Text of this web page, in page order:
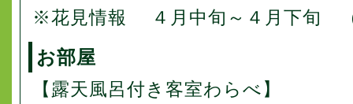
※花見情報 ４月中旬～４月下旬
お部屋
【露天風呂付き客室わらべ】